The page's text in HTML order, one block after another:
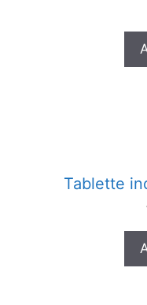
Tablette